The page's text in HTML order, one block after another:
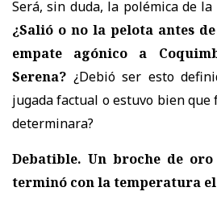
Será, sin duda, la polémica de
¿Salió o no la pelota antes
empate agónico a
Serena? ¿Debió ser esto
jugada factual o estuvo bien
determinara?
Debatible. Un broche de
terminó con la temperatura